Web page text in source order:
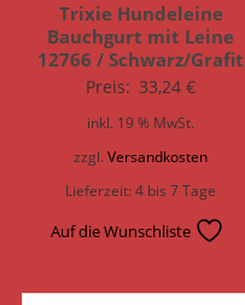
Trixie Hundeleine
Bauchgurt mit Leine
12766 / Schwarz/Grafit
Preis: 33,24€
inkl. 19 % MwSt.
zzgl.Versandkosten
Lieferzeit:4 bis 7 Tage
Auf die Wunschliste